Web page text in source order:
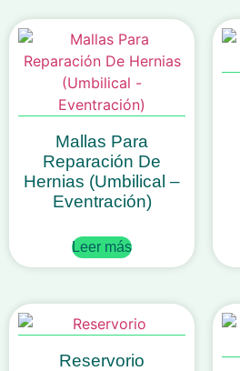
Mallas Para
Reparación De
Hernias (Umbilical –
Eventración)
Leer más
Reservorio